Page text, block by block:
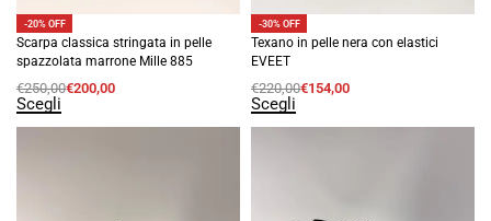
-20% OFF
Scarpa classica stringata in pelle
spazzolata marrone Mille 885
€250,00€200,00
Scegli
-30% OFF
Texano in pelle nera con elastici
EVEET
€220,00€154,00
Scegli